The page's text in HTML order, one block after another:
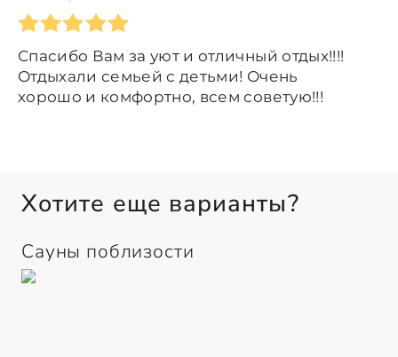
Спасибо Вам за уют и отличный отдых!!!!
Отдыхали семьей с детьми! Очень
хорошо и комфортно, всем советую!!!
Хотите еще варианты?
Сауны поблизости